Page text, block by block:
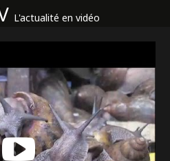
L'actualité en vidéo